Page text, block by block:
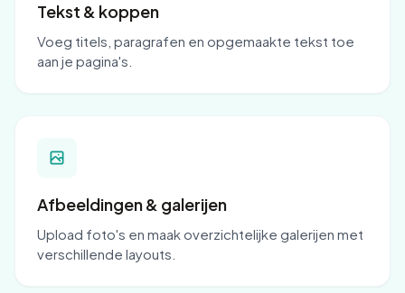
Tekst & koppen
Voeg titels, paragrafen en opgemaakte tekst toe
aan je pagina's.
Afbeeldingen & galerijen
Upload foto's en maak overzichtelijke galerijen met
verschillende layouts.